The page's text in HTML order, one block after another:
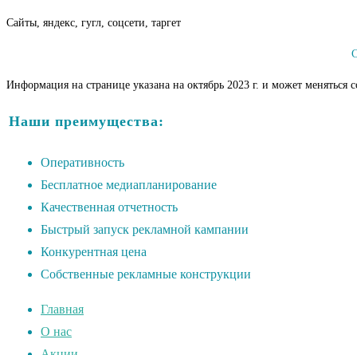
Сайты, яндекс, гугл, соцсети, таргет
Информация на странице указана на октябрь 2023 г. и может
Наши преимущества:
Оперативность
Бесплатное медиапланирование
Качественная отчетность
Быстрый запуск рекламной кампании
Конкурентная цена
Собственные рекламные конструкции
Главная
О нас